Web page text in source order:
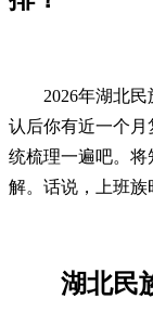
2026年湖北
认后你有近一个
统梳理一遍吧。
解。话说，上班族
湖北民